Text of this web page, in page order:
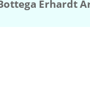
Erhardt